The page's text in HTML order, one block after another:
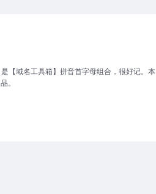
【域名工具箱】拼音首字母组合，很好记。本
。